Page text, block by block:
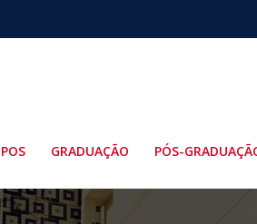
GRADUAÇÃO PÓS-